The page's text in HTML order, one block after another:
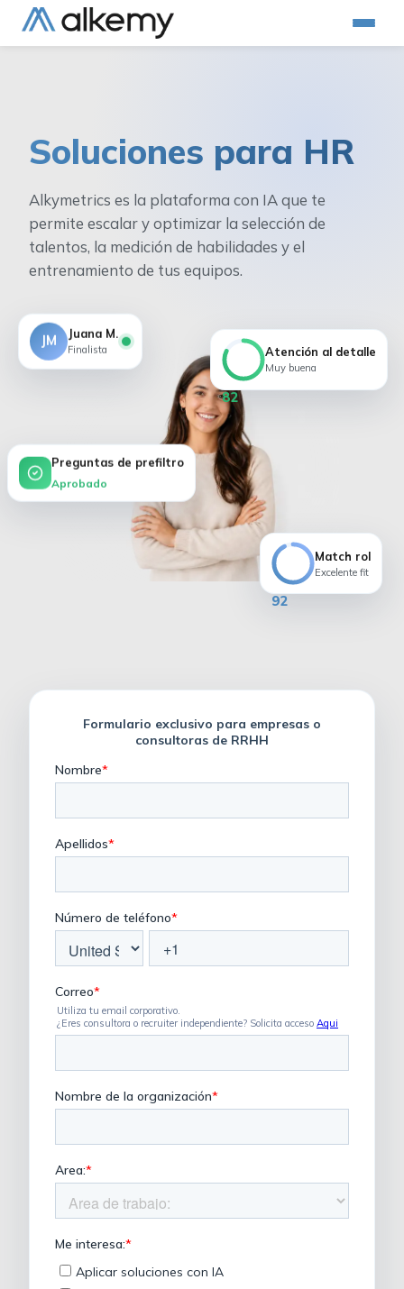
Soluciones para HR
Alkymetrics es la plataforma con IA que te
permite escalar y optimizar la selección de
talentos, la medición de habilidades y el
entrenamiento de tus equipos.
JM Juana M.
Finalista
92
Match rol
Excelente fit
82
Atención al detalle
Muy buena
Preguntas de prefiltro
Aprobado